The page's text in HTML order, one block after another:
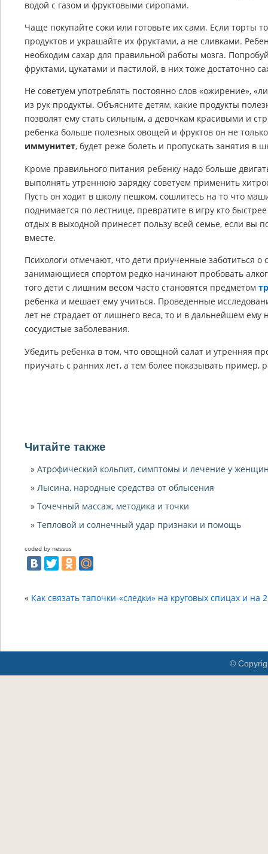
водой с газом и фруктовыми сиропами.
Чаще покупайте соки или готовьте их сами. Если торты
продуктов и украшайте их фруктами, а не сливками.
необходим сахар для правильной работы мозга.
фруктами, цукатами и пастилой, в них тоже достаточно
Не советуем употреблять постоянно слов «ожирение»,
из рук продукты. Объясните детям, какие продукты
позволят ему стать сильным, а девочкам красивыми и
ребенка больше полезных овощей и фруктов он не
иммунитет, будет реже болеть и пропускать занятия в
Кроме правильного питания ребенку надо больше
выполнять утреннюю зарядку советуем применить
Пусть он ходит в школу пешком, сошлитесь на то что
поднимается по лестнице, превратите в игру кто
отдых в выходной принесет пользу всей семье, если вы
вместе.
Психологи отмечают, что дети приученные заботиться
занимающиеся спортом редко начинают пробовать
того дети с лишним весом часто становятся предметом
ребенка и мешает ему учиться. Проведенные
лет не страдает от лишнего веса, то и в дальнейшем ему
сосудистые заболевания.
Убедить ребенка в том, что овощной салат и утренняя
приучать с ранних лет, а тем более показывать пример,
Читайте также
Атрофический кольпит, симптомы и лечение у
Лысина, народные средства от облысения
Точечный массаж, методика и точки
Тепловой и солнечный удар признаки и помощь
coded by nessus
« Как связать тапочки-«следки» на круговых спицах и на
©